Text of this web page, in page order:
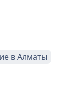
в Алматы